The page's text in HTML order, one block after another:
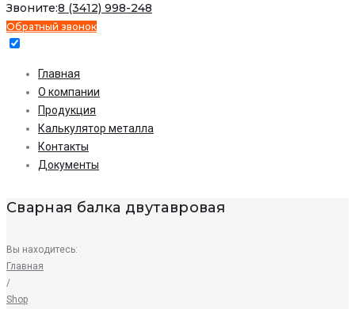
Звоните:8 (3412) 998-248
Обратный звонок
Главная
О компании
Продукция
Калькулятор металла
Контакты
Документы
Сварная балка двутавровая
Вы находитесь:
Главная
/
Shop